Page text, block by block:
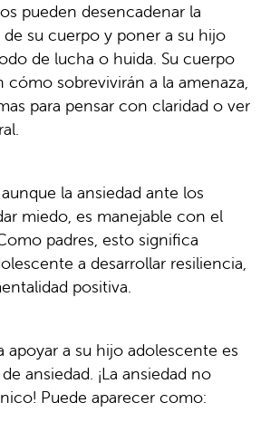
pueden desencadenar la
de su cuerpo y poner a su hijo
de lucha o huida. Su cuerpo
sobrevivirán a la amenaza,
para pensar con claridad o ver
la ansiedad ante los
miedo, es manejable con el
padres, esto significa
a desarrollar resiliencia,
positiva.
apoyar a su hijo adolescente es
ansiedad. ¡La ansiedad no
Puede aparecer como: